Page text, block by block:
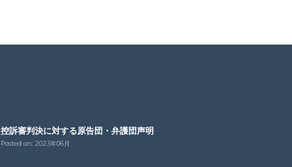
控訴審判決に対する原告団・弁護団声明
Posted on:2023年06月